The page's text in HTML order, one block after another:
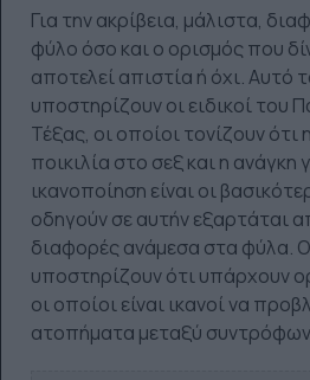
Για την ακρίβεια, μάλιστα,
φύλο όσο και ο ορισμός που
αποτελεί απιστία ή όχι. Αυτό
υποστηρίζουν οι ειδικοί του
Τέξας, οι οποίοι τονίζουν ότι
ποικιλία στο σεξ και η ανάγκη
ικανοποίηση είναι οι
οδηγούν σε αυτήν εξαρτάται
διαφορές ανάμεσα στα φύλα.
υποστηρίζουν ότι υπάρχουν
οι οποίοι είναι ικανοί να
ατοπήματα μεταξύ